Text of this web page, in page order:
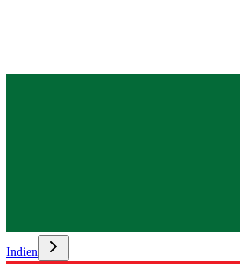
Indien